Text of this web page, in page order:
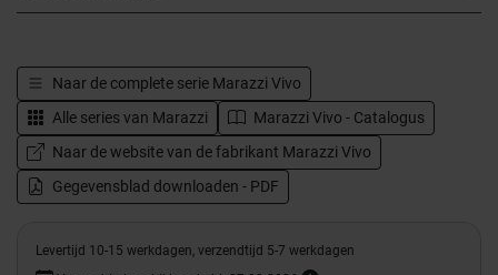
Naar de complete serie Marazzi Vivo
Alle series van Marazzi
Marazzi Vivo - Catalogus
Naar de website van de fabrikant Marazzi Vivo
Gegevensblad downloaden - PDF
Levertijd 10-15 werkdagen, verzendtijd 5-7 werkdagen